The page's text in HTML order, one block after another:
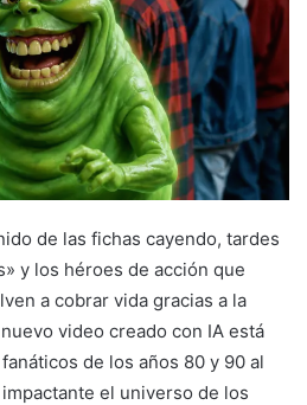
de las fichas cayendo, tardes
y los héroes de acción que
a cobrar vida gracias a la
video creado con IA está
de los años 80 y 90 al
el universo de los